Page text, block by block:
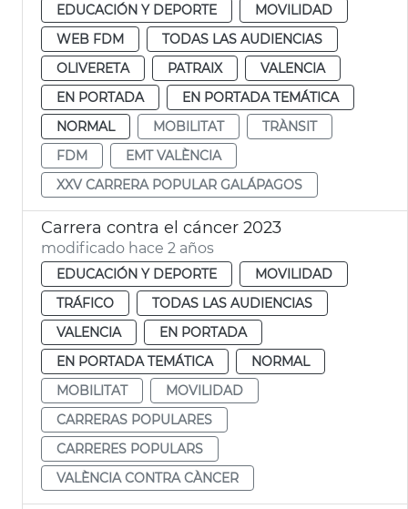
EDUCACIÓN Y DEPORTE
MOVILIDAD
WEB FDM
TODAS LAS AUDIENCIAS
OLIVERETA
PATRAIX
VALENCIA
EN PORTADA
EN PORTADA TEMÁTICA
NORMAL
MOBILITAT
TRÀNSIT
FDM
EMT VALÈNCIA
XXV CARRERA POPULAR GALÁPAGOS
Carrera contra el cáncer 2023
modificado hace 2 años
EDUCACIÓN Y DEPORTE
MOVILIDAD
TRÁFICO
TODAS LAS AUDIENCIAS
VALENCIA
EN PORTADA
EN PORTADA TEMÁTICA
NORMAL
MOBILITAT
MOVILIDAD
CARRERAS POPULARES
CARRERES POPULARS
VALÈNCIA CONTRA CÀNCER